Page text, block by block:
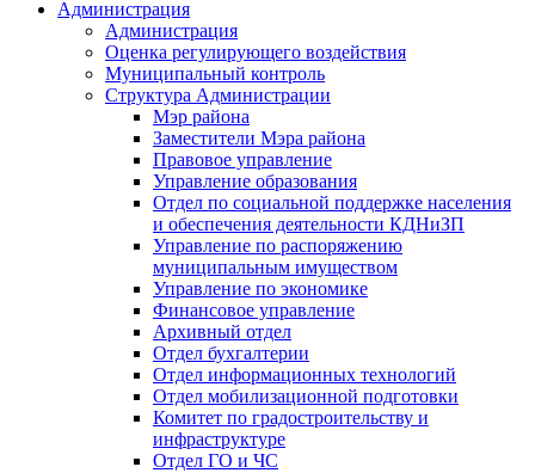
Администрация
Администрация
Оценка регулирующего воздействия
Муниципальный контроль
Структура Администрации
Мэр района
Заместители Мэра района
Правовое управление
Управление образования
Отдел по социальной поддержке населения
и обеспечения деятельности КДНиЗП
Управление по распоряжению
муниципальным имуществом
Управление по экономике
Финансовое управление
Архивный отдел
Отдел бухгалтерии
Отдел информационных технологий
Отдел мобилизационной подготовки
Комитет по градостроительству и
инфраструктуре
Отдел ГО и ЧС